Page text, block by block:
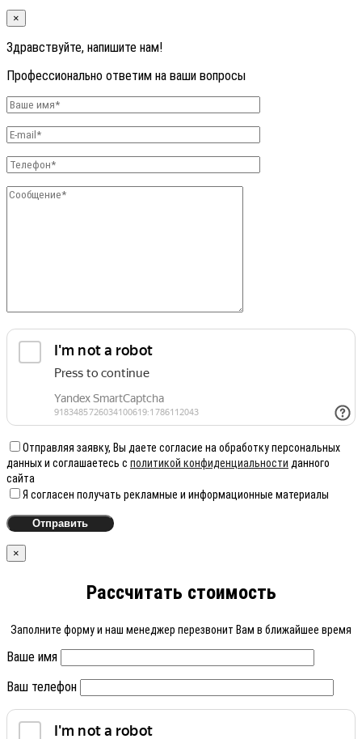
×
Здравствуйте, напишите нам!
Профессионально ответим на ваши вопросы
Отправляя заявку, Вы даете согласие на обработку персональных
данных и соглашаетесь с политикой конфиденциальности данного
сайта
Я согласен получать рекламные и информационные материалы
×
Рассчитать стоимость
Заполните форму и наш менеджер перезвонит Вам в ближайшее время
Ваше имя
Ваш телефон